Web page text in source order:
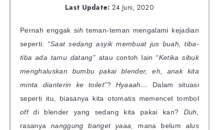
Last Update: 24 Juni, 2020
Pernah enggak sih teman-teman mengalami kejadian
seperti: “Saat sedang asyik membuat jus buah, tiba-
tiba ada tamu datang” atau contoh lain “Ketika sibuk
menghaluskan bumbu pakai blender, eh, anak kita
minta dianterin ke toilet”? Hyaaah… Dalam situasi
seperti itu, biasanya kita otomatis memencet tombol
offdi blender yang sedang kita pakai kan? Duh,
rasanyananggung banget yaaa, mana belum alus